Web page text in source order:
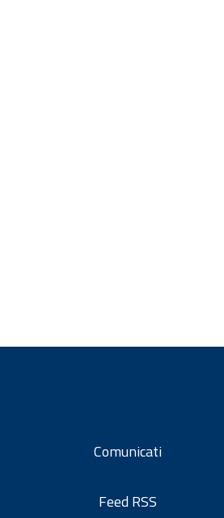
Comunicati
Feed RSS